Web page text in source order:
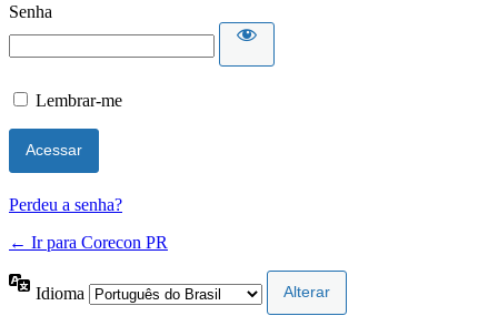
Senha
Lembrar-me
Perdeu a senha?
← Ir para Corecon PR
Idioma